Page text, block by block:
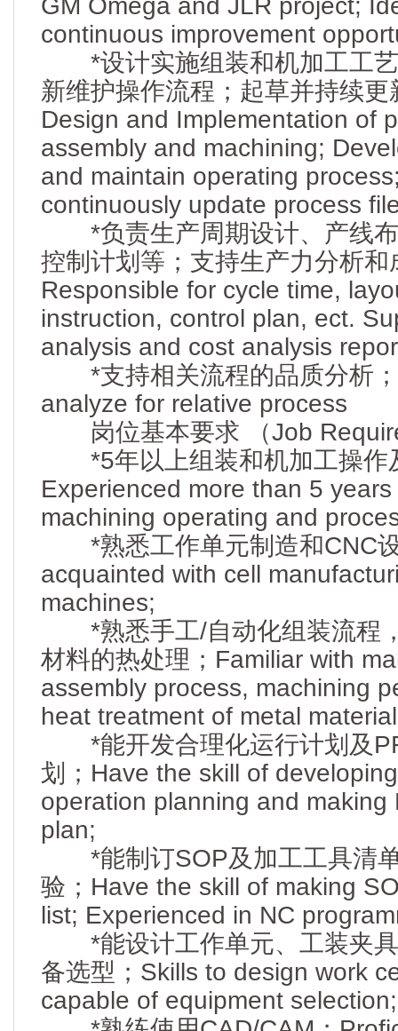
GM Omega and JLR project;
continuous improvement
*设计实施组装和机加工工艺
新维护操作流程；起草并持续
Design and Implementation of
assembly and machining;
and maintain operating
continuously update process
*负责生产周期设计、产线布
控制计划等；支持生产力分析
Responsible for cycle time,
instruction, control plan, ect.
analysis and cost analysis
*支持相关流程的品质分析；
analyze for relative process
岗位基本要求 （Job
*5年以上组装和机加工操作
Experienced more than 5
machining operating and
*熟悉工作单元制造和CNC
acquainted with cell
machines;
*熟悉手工/自动化组装流程
材料的热处理；Familiar with
assembly process, machining
heat treatment of metal
*能开发合理化运行计划及
划；Have the skill of
operation planning and making
plan;
*能制订SOP及加工工具清
验；Have the skill of making
list; Experienced in NC
*能设计工作单元、工装夹具
备选型；Skills to design work
capable of equipment selection;